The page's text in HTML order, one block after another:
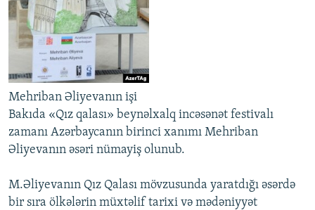
İZ - MƏDƏNIYYƏT PROQRAMI
MATERIALLARIMIZDAN ISTIFADƏ
AZADLIQRADIOSU MOBIL TELEFONUNUZDA
BIZIMLƏ ƏLAQƏ
XƏBƏR BÜLLETENLƏRIMIZ
RFE/RL-in bütün saytları
Mehriban Əliyevanın işi
Bakıda «Qız qalası» beynəlxalq incəsənət festivalı
zamanı Azərbaycanın birinci xanımı Mehriban
Əliyevanın əsəri nümayiş olunub.
M.Əliyevanın Qız Qalası mövzusunda yaratdığı əsərdə
bir sıra ölkələrin müxtəlif tarixi və mədəniyyət